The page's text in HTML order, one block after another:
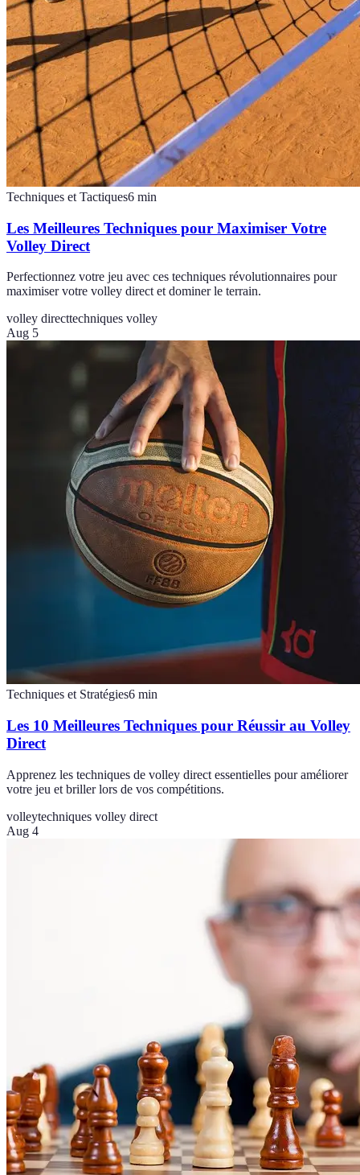
Techniques et Tactiques6 min
Les Meilleures Techniques pour Maximiser Votre
Volley Direct
Perfectionnez votre jeu avec ces techniques révolutionnaires pour
maximiser votre volley direct et dominer le terrain.
volley directtechniques volley
Aug 5
Techniques et Stratégies6 min
Les 10 Meilleures Techniques pour Réussir au Volley
Direct
Apprenez les techniques de volley direct essentielles pour améliorer
votre jeu et briller lors de vos compétitions.
volleytechniques volley direct
Aug 4